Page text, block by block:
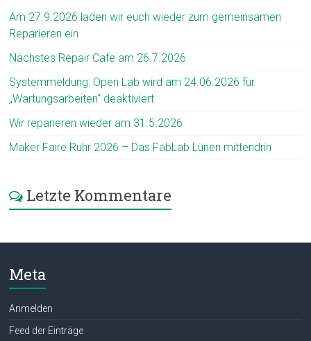
Am 27.9.2026 laden wir euch wieder zum gemeinsamen
Reparieren ein
Nächstes Repair Cafe am 26.7.2026
Systemmeldung: Open Lab wird am 24.06.2026 für
„Wartungsarbeiten“ deaktiviert
Wir reparieren wieder am 31.5.2026
Maker Faire Ruhr 2026 – Das FabLab Lünen mittendrin
Letzte Kommentare
Meta
Anmelden
Feed der Einträge